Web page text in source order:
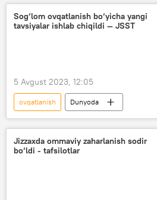
Sog‘lom ovqatlanish bo‘yicha yangi
tavsiyalar ishlab chiqildi — JSST
5 Avgust 2023, 12:05
ovqatlanish
Dunyoda
Dunyo yangiliklari
JSST
Oziq-ovqat
Jizzaxda ommaviy zaharlanish sodir
bo‘ldi - tafsilotlar